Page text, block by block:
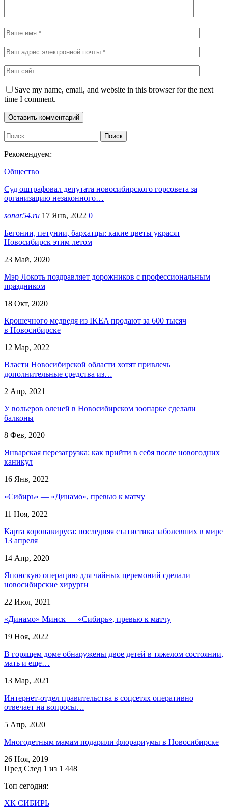
Save my name, email, and website in this browser for the next
time I comment.
Рекомендуем:
Общество
Суд оштрафовал депутата новосибирского горсовета за
организацию незаконного…
sonar54.ru 17 Янв, 2022 0
Бегонии, петунии, бархатцы: какие цветы украсят
Новосибирск этим летом
23 Май, 2020
Мэр Локоть поздравляет дорожников с профессиональным
праздником
18 Окт, 2020
Крошечного медведя из IKEA продают за 600 тысяч
в Новосибирске
12 Мар, 2022
Власти Новосибирской области хотят привлечь
дополнительные средства из…
2 Апр, 2021
У вольеров оленей в Новосибирском зоопарке сделали
балконы
8 Фев, 2020
Январская перезагрузка: как прийти в себя после новогодних
каникул
16 Янв, 2022
«Сибирь» — «Динамо», превью к матчу
11 Ноя, 2022
Карта коронавируса: последняя статистика заболевших в мире
13 апреля
14 Апр, 2020
Японскую операцию для чайных церемоний сделали
новосибирские хирурги
22 Июл, 2021
«Динамо» Минск — «Сибирь», превью к матчу
19 Ноя, 2022
В горящем доме обнаружены двое детей в тяжелом состоянии,
мать и еще…
13 Мар, 2021
Интернет-отдел правительства в соцсетях оперативно
отвечает на вопросы…
5 Апр, 2020
Многодетным мамам подарили флорариумы в Новосибирске
26 Ноя, 2019
Пред След 1 из 1 448
Топ сегодня:
ХК СИБИРЬ